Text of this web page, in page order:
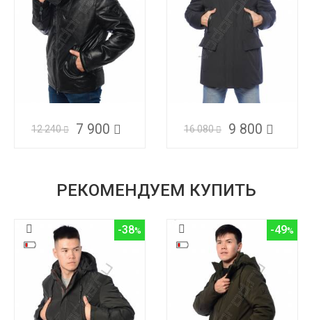
12 240 7 900 16 080 9 800
РЕКОМЕНДУЕМ КУПИТЬ
-38 -49